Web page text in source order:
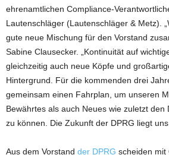
ehrenamtlichen Compliance-
Lautenschläger (Lautenschläger & Metz).
gute neue Mischung für den Vorstand
Sabine Clausecker. „Kontinuität auf
gleichzeitig auch neue Köpfe und
Hintergrund. Für die kommenden drei
gemeinsam einen Fahrplan, um unseren
Bewährtes als auch Neues wie zuletzt den
zu können. Die Zukunft der DPRG liegt
Aus dem Vorstand der DPRG scheiden mit